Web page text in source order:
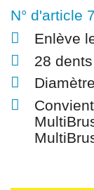
N° d'article
Enlève
28